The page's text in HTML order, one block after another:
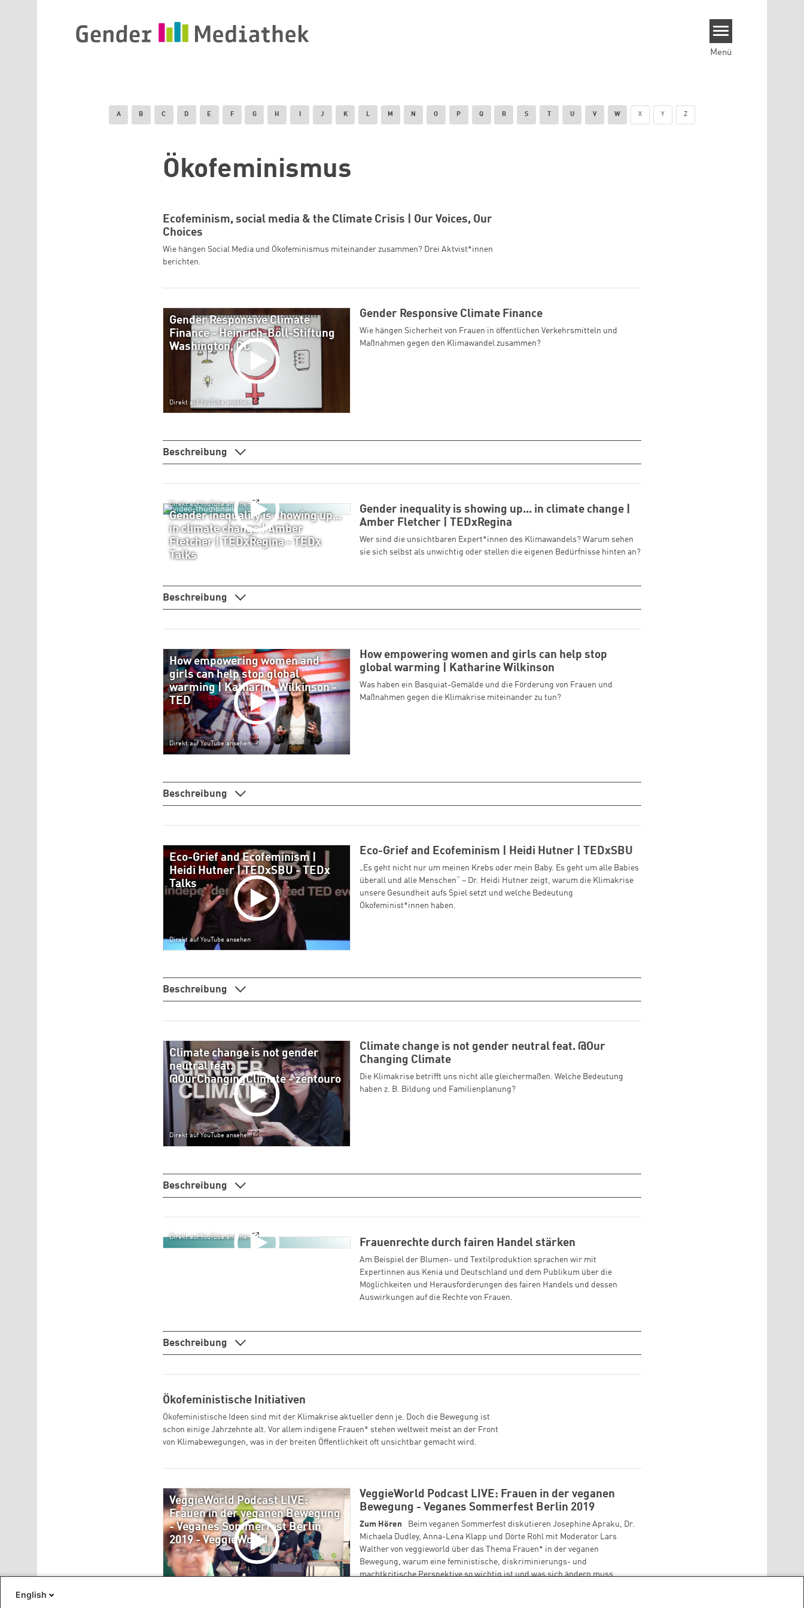
Menü
A B C D E F G H J K L M N O P Q R S U V W X Y Z
Ökofeminismus
Ecofeminism, social media & the Climate Crisis | Our Voices, Our
Choices
Wie hängen Social Media und Ökofeminismus miteinander zusammen? Drei Aktvist*innen
berichten.
Gender Responsive Climate
Finance - Heinrich-Böll-Stiftung
Washington, DC
Direkt auf YouTube ansehen
Gender Responsive Climate Finance
Wie hängen Sicherheit von Frauen in öffentlichen Verkehrsmitteln und
Maßnahmen gegen den Klimawandel zusammen?
Beschreibung
Gender inequality is showing up...
in climate change | Amber
Fletcher | TEDxRegina - TEDx
Talks
Direkt auf YouTube ansehen
Gender inequality is showing up... in climate change |
Amber Fletcher | TEDxRegina
Wer sind die unsichtbaren Expert*innen des Klimawandels? Warum sehen
sie sich selbst als unwichtig oder stellen die eigenen Bedürfnisse hinten an?
Beschreibung
How empowering women and
girls can help stop global
warming | Katharine Wilkinson -
TED
Direkt auf YouTube ansehen
How empowering women and girls can help stop
global warming | Katharine Wilkinson
Was haben ein Basquiat-Gemälde und die Förderung von Frauen und
Maßnahmen gegen die Klimakrise miteinander zu tun?
Beschreibung
Eco-Grief and Ecofeminism |
Heidi Hutner | TEDxSBU - TEDx
Talks
Direkt auf YouTube ansehen
Eco-Grief and Ecofeminism | Heidi Hutner | TEDxSBU
„Es geht nicht nur um meinen Krebs oder mein Baby. Es geht um alle Babies
überall und alle Menschen“ – Dr. Heidi Hutner zeigt, warum die Klimakrise
unsere Gesundheit aufs Spiel setzt und welche Bedeutung
Ökofeminist*innen haben.
Beschreibung
Climate change is not gender
neutral feat.
@OurChangingClimate - zentouro
Direkt auf YouTube ansehen
Climate change is not gender neutral feat. @Our
Changing Climate
Die Klimakrise betrifft uns nicht alle gleichermaßen. Welche Bedeutung
haben z. B. Bildung und Familienplanung?
Beschreibung
Direkt auf YouTube ansehen Frauenrechte durch fairen Handel stärken
Am Beispiel der Blumen- und Textilproduktion sprachen wir mit
Expertinnen aus Kenia und Deutschland und dem Publikum über die
Möglichkeiten und Herausforderungen des fairen Handels und dessen
Auswirkungen auf die Rechte von Frauen.
Beschreibung
Ökofeministische Initiativen
Ökofeministische Ideen sind mit der Klimakrise aktueller denn je. Doch die Bewegung ist
schon einige Jahrzehnte alt. Vor allem indigene Frauen* stehen weltweit meist an der Front
von Klimabewegungen, was in der breiten Öffentlichkeit oft unsichtbar gemacht wird.
VeggieWorld Podcast LIVE:
Frauen in der veganen Bewegung
- Veganes Sommerfest Berlin
2019 - VeggieWorld
VeggieWorld Podcast LIVE: Frauen in der veganen
Bewegung - Veganes Sommerfest Berlin 2019
Zum Hören
Beim veganen Sommerfest diskutieren Josephine Apraku, Dr.
Michaela Dudley, Anna-Lena Klapp und Dörte Röhl mit Moderator Lars
Walther von veggieworld über das Thema Frauen* in der veganen
Bewegung, warum eine feministische, diskriminierungs- und
machtkritische Perspektive so wichtig ist und was sich ändern muss.
English